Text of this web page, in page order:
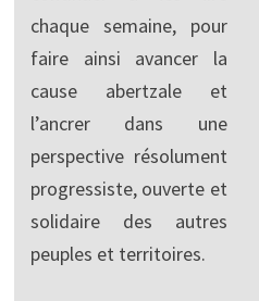
chaque semaine, pour
faire ainsi avancer la
cause abertzale et
l’ancrer dans une
perspective résolument
progressiste, ouverte et
solidaire des autres
peuples et territoires.